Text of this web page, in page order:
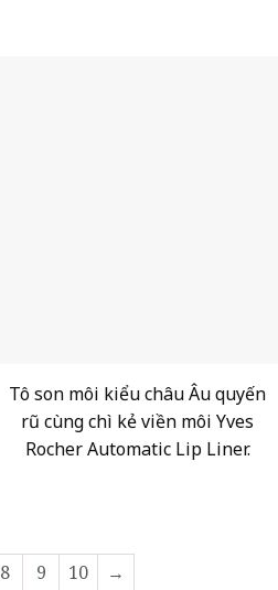
Tô son môi kiểu châu Âu quyến
rũ cùng chì kẻ viền môi Yves
Rocher Automatic Lip Liner.
8 9 10 →